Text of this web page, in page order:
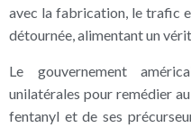
avec la fabrication, le trafic
détournée, alimentant un
Le gouvernement
unilatérales pour remédier
fentanyl et de ses